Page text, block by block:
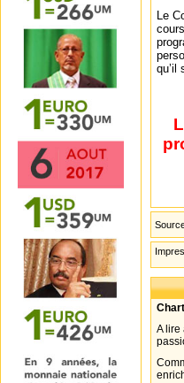
Le
qu’il
A lire